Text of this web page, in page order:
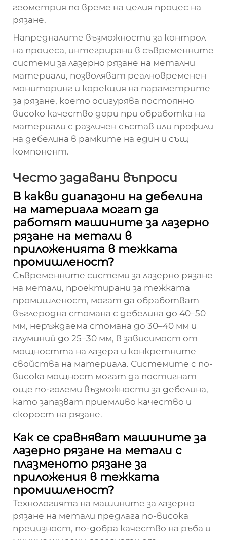
геометрия по време на целия процес на
рязане.
Напредналите възможности за контрол
на процеса, интегрирани в съвременните
системи за лазерно рязане на метални
материали, позволяват реалновременен
мониторинг и корекция на параметрите
за рязане, което осигурява постоянно
високо качество дори при обработка на
материали с различен състав или профили
на дебелина в рамките на един и същ
компонент.
Често задавани въпроси
В какви диапазони на дебелина
на материала могат да
работят машините за лазерно
рязане на метали в
приложенията в тежката
промишленост?
Съвременните системи за лазерно рязане
на метали, проектирани за тежката
промишленост, могат да обработват
въглеродна стомана с дебелина до 40–50
мм, неръждаема стомана до 30–40 мм и
алуминий до 25–30 мм, в зависимост от
мощността на лазера и конкретните
свойства на материала. Системите с по-
висока мощност могат да постигнат
още по-големи възможности за дебелина,
като запазват приемливо качество и
скорост на рязане.
Как се сравняват машините за
лазерно рязане на метали с
плазменото рязане за
приложения в тежката
промишленост?
Технологията на машините за лазерно
рязане на метали предлага по-висока
прецизност, по-добра качество на ръба и